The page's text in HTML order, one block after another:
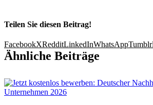
Teilen Sie diesen Beitrag!
FacebookXRedditLinkedInWhatsAppTumblr
Ähnliche Beiträge